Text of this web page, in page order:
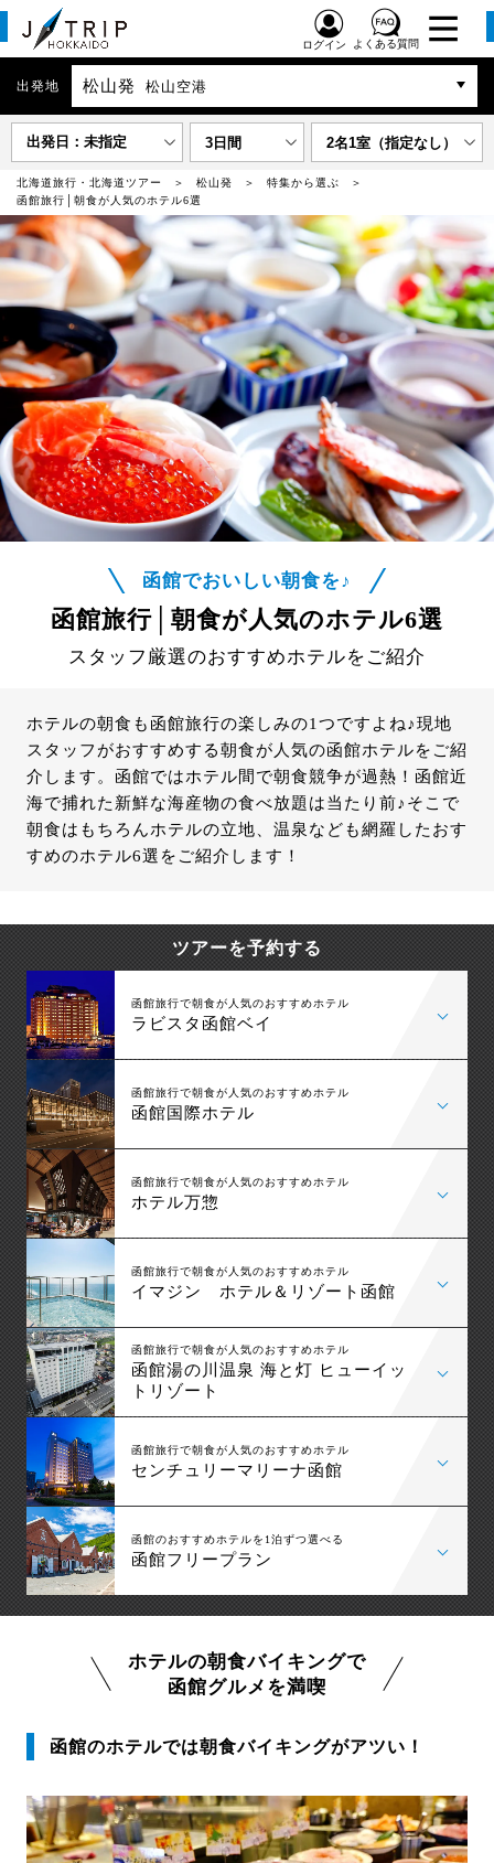
ログイン よくある質問
出発地 松山発 松山空港
出発日：未指定 3日間 2名1室（指定なし）
北海道旅行・北海道ツアー 松山発
特集から選ぶ
函館旅行│朝食が人気のホテル6選
函館でおいしい朝食を♪
函館旅行│朝食が人気のホテル6選
スタッフ厳選のおすすめホテルをご紹介
ホテルの朝食も函館旅行の楽しみの1つですよね♪現地
スタッフがおすすめする朝食が人気の函館ホテルをご紹
介します。函館ではホテル間で朝食競争が過熱！函館近
海で捕れた新鮮な海産物の食べ放題は当たり前♪そこで
朝食はもちろんホテルの立地、温泉なども網羅したおす
すめのホテル6選をご紹介します！
ツアーを予約する
函館旅行で朝食が人気のおすすめホテル
ラビスタ函館ベイ
函館旅行で朝食が人気のおすすめホテル
函館国際ホテル
函館旅行で朝食が人気のおすすめホテル
ホテル万惣
函館旅行で朝食が人気のおすすめホテル
イマジン ホテル＆リゾート函館
函館旅行で朝食が人気のおすすめホテル
函館湯の川温泉 海と灯 ヒューイッ
トリゾート
函館旅行で朝食が人気のおすすめホテル
センチュリーマリーナ函館
函館のおすすめホテルを1泊ずつ選べる
函館フリープラン
ホテルの朝食バイキングで
函館グルメを満喫
函館のホテルでは朝食バイキングがアツい！